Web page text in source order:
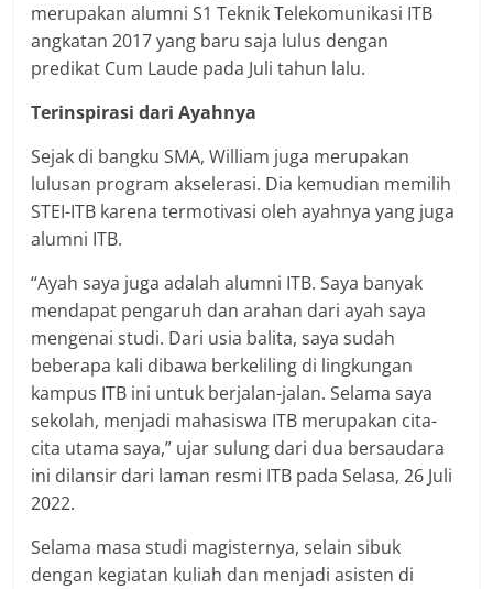
merupakan alumni S1 Teknik Telekomunikasi ITB
angkatan 2017 yang baru saja lulus dengan
predikat Cum Laude pada Juli tahun lalu.
Terinspirasi dari Ayahnya
Sejak di bangku SMA, William juga merupakan
lulusan program akselerasi. Dia kemudian memilih
STEI-ITB karena termotivasi oleh ayahnya yang juga
alumni ITB.
“Ayah saya juga adalah alumni ITB. Saya banyak
mendapat pengaruh dan arahan dari ayah saya
mengenai studi. Dari usia balita, saya sudah
beberapa kali dibawa berkeliling di lingkungan
kampus ITB ini untuk berjalan-jalan. Selama saya
sekolah, menjadi mahasiswa ITB merupakan cita-
cita utama saya,” ujar sulung dari dua bersaudara
ini dilansir dari laman resmi ITB pada Selasa, 26 Juli
2022.
Selama masa studi magisternya, selain sibuk
dengan kegiatan kuliah dan menjadi asisten di